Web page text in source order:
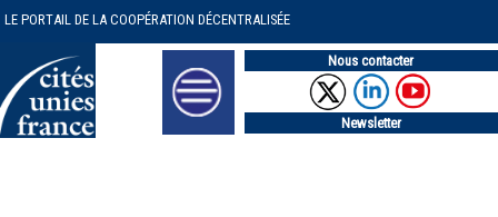
LE PORTAIL DE LA COOPÉRATION DÉCENTRALISÉE
Nous contacter
Newsletter